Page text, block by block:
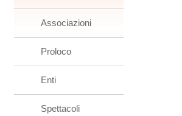
Associazioni
Proloco
Enti
Spettacoli